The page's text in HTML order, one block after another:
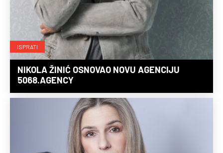
ISPRATI
NIKOLA ŽINIĆ OSNOVAO NOVU AGENCIJU
5068.AGENCY